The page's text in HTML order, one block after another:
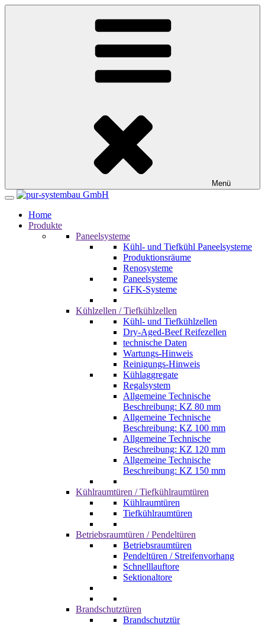
Zum
Menü
Home
Produkte
Paneelsysteme
Kühl- und Tiefkühl Paneelsysteme
Produktionsräume
Renosysteme
Paneelsysteme
GFK-Systeme
Kühlzellen / Tiefkühlzellen
Kühl- und Tiefkühlzellen
Dry-Aged-Beef Reifezellen
technische Daten
Wartungs-Hinweis
Reinigungs-Hinweis
Kühlaggregate
Regalsystem
Allgemeine Technische
Beschreibung: KZ 80 mm
Allgemeine Technische
Beschreibung: KZ 100 mm
Allgemeine Technische
Beschreibung: KZ 120 mm
Allgemeine Technische
Beschreibung: KZ 150 mm
Kühlraumtüren / Tiefkühlraumtüren
Kühlraumtüren
Tiefkühlraumtüren
Betriebsraumtüren / Pendeltüren
Betriebsraumtüren
Pendeltüren / Streifenvorhang
Schnelllauftore
Sektionaltore
Brandschutztüren
Brandschutztür